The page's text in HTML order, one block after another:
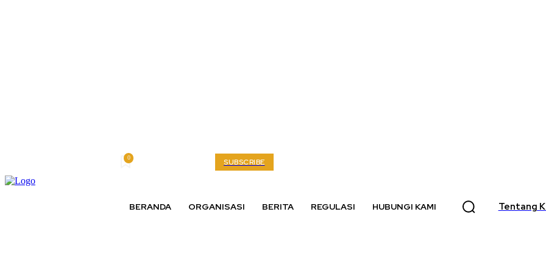
0 SUBSCRIBE
BERANDA ORGANISASI BERITA REGULASI HUBUNGI KAMI Tentang